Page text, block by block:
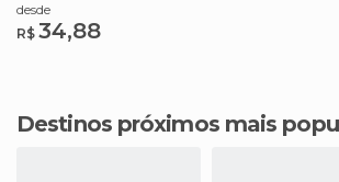
desde
R$ 34,88
Destinos próximos mais